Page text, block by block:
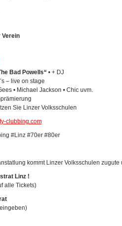
Verein
Bad Powells“ • + DJ
– live on stage
• Michael Jackson • Chic uvm.
Sie Linzer Volksschulen
clubbing.com
#Linz #70er #80er
kommt Linzer Volksschulen
Linz !
alle Tickets)